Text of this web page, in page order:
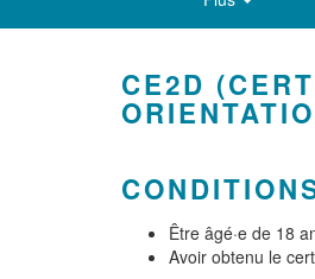
CE2D
Être âgé·e de 18
Avoir obtenu le